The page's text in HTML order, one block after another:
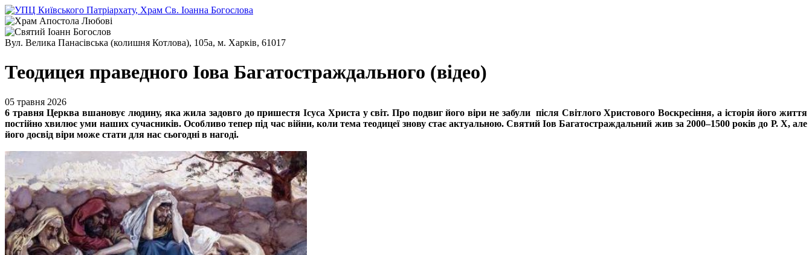
Вул. Велика Панасівська (колишня Котлова), 105а, м. Харків, 61017
Теодицея праведного Іова Багатостраждального (відео)
05 травня 2026
6 травня Церква вшановує людину, яка жила задовго до пришестя Ісуса Христа у світ. Про подвиг його віри не забули після Світлого Христового Воскресіння, а історія його життя
постійно хвилює уми наших сучасників. Особливо тепер під час війни, коли тема теодицеї знову стає актуальною. Святий Іов Багатостраждальний жив за 2000–1500 років до Р. Х, але
його досвід віри може стати для нас сьогодні в нагоді.